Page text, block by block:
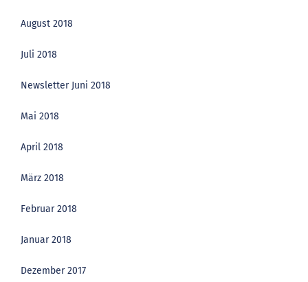
August 2018
Juli 2018
Newsletter Juni 2018
Mai 2018
April 2018
März 2018
Februar 2018
Januar 2018
Dezember 2017